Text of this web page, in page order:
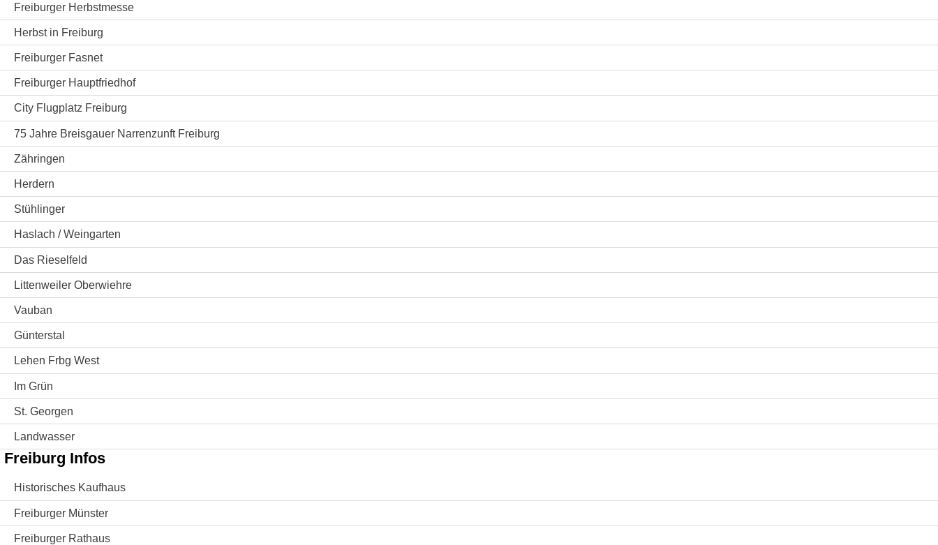
Freiburger Herbstmesse
Herbst in Freiburg
Freiburger Fasnet
Freiburger Hauptfriedhof
City Flugplatz Freiburg
75 Jahre Breisgauer Narrenzunft Freiburg
Zähringen
Herdern
Stühlinger
Haslach / Weingarten
Das Rieselfeld
Littenweiler Oberwiehre
Vauban
Günterstal
Lehen Frbg West
Im Grün
St. Georgen
Landwasser
Freiburg Infos
Historisches Kaufhaus
Freiburger Münster
Freiburger Rathaus